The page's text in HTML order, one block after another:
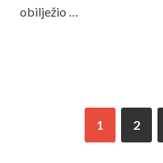
obilježio …
1 2